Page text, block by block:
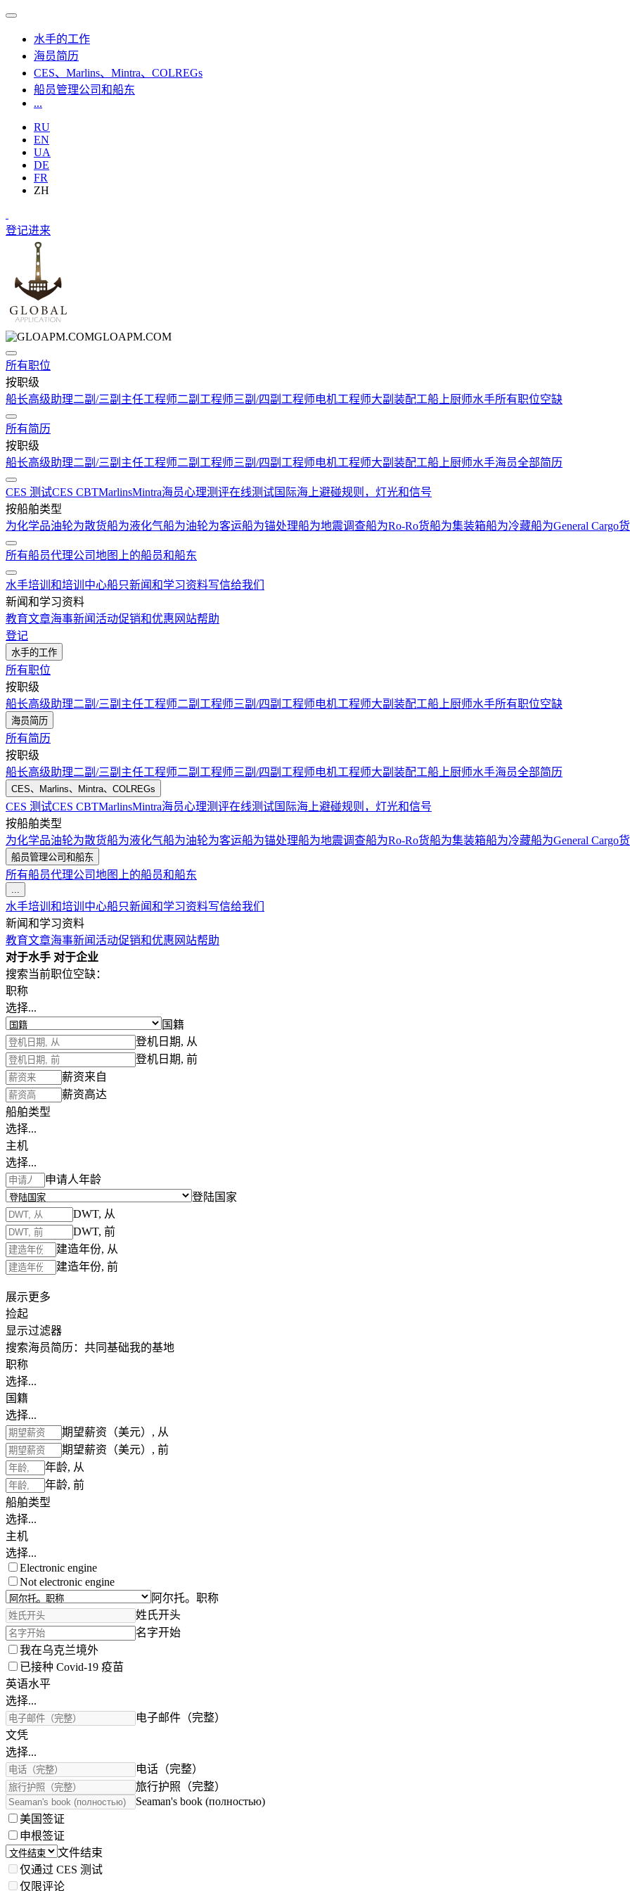
水手的工作
海员简历
CES、Marlins、Mintra、COLREGs
船员管理公司和船东
...
RU
EN
UA
DE
FR
ZH
登记进来
GLOAPM.COM
所有职位
按职级
船长高级助理二副/三副 主任工程师二副工程师三副/四副工程师电机工程师大副 装配工船上厨师水手所有职位空缺
所有简历
按职级
船长高级助理二副/三副 主任工程师二副工程师三副/四副工程师电机工程师大副 装配工船上厨师水手海员全部简历
CES 测试CES CBTMarlinsMintra海员心理测评在线测试国际海上避碰规则，灯光和信号
按船舶类型
为化学品油轮为散货船为液化气船为油轮为客运船为锚处理船为地震调查船为Ro-Ro货船为集装箱船为冷藏船为General Cargo
所有船员代理公司地图上的船员和船东
水手培训和培训中心船只新闻和学习资料写信给我们
新闻和学习资料
教育文章海事新闻活动促销和优惠 网站帮助
登记
水手的工作
所有职位
按职级
船长高级助理二副/三副 主任工程师二副工程师三副/四副工程师电机工程师大副 装配工船上厨师水手所有职位空缺
海员简历
所有简历
按职级
船长高级助理二副/三副 主任工程师二副工程师三副/四副工程师电机工程师大副 装配工船上厨师水手海员全部简历
CES、Marlins、Mintra、COLREGs
CES 测试CES CBTMarlinsMintra海员心理测评在线测试国际海上避碰规则，灯光和信号
按船舶类型
为化学品油轮为散货船为液化气船为油轮为客运船为锚处理船为地震调查船为Ro-Ro货船为集装箱船为冷藏船为General Cargo
船员管理公司和船东
所有船员代理公司地图上的船员和船东
...
水手培训和培训中心船只新闻和学习资料写信给我们
新闻和学习资料
教育文章海事新闻活动促销和优惠 网站帮助
对于水手 对于企业
搜索当前职位空缺：
职称
选择...
国籍
登机日期, 从
登机日期, 前
薪资来自
薪资高达
船舶类型
选择...
主机
选择...
申请人年龄
登陆国家
DWT, 从
DWT, 前
建造年份, 从
建造年份, 前
展示更多
捡起
显示过滤器
搜索海员简历： 共同基础我的基地
职称
选择...
国籍
选择...
期望薪资（美元）, 从
期望薪资（美元）, 前
年龄, 从
年龄, 前
船舶类型
选择...
主机
选择...
Electronic engine
Not electronic engine
阿尔托。职称
姓氏开头
名字开始
我在乌克兰境外
已接种 Covid-19 疫苗
英语水平
选择...
电子邮件（完整）
文凭
选择...
电话（完整）
旅行护照（完整）
Seaman's book (полностью)
美国签证
申根签证
文件结束
仅通过 CES 测试
仅限评论